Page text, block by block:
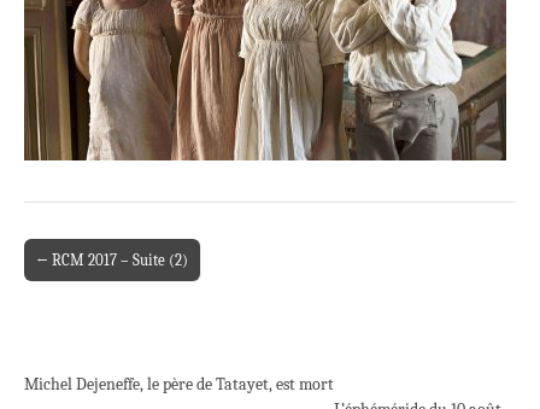
Post navigation
← RCM 2017 – Suite (2)
Michel Dejeneffe, le père de Tatayet, est mort